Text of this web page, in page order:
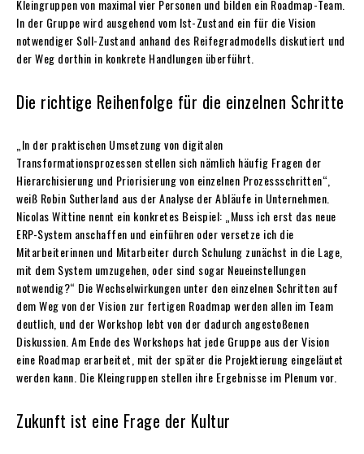
Kleingruppen von maximal vier Personen und bilden ein Roadmap-Team.
In der Gruppe wird ausgehend vom Ist-Zustand ein für die Vision
notwendiger Soll-Zustand anhand des Reifegradmodells diskutiert und
der Weg dorthin in konkrete Handlungen überführt.
Die richtige Reihenfolge für die einzelnen Schritte
„In der praktischen Umsetzung von digitalen
Transformationsprozessen stellen sich nämlich häufig Fragen der
Hierarchisierung und Priorisierung von einzelnen Prozessschritten“,
weiß Robin Sutherland aus der Analyse der Abläufe in Unternehmen.
Nicolas Wittine nennt ein konkretes Beispiel: „Muss ich erst das neue
ERP-System anschaffen und einführen oder versetze ich die
Mitarbeiterinnen und Mitarbeiter durch Schulung zunächst in die Lage,
mit dem System umzugehen, oder sind sogar Neueinstellungen
notwendig?“ Die Wechselwirkungen unter den einzelnen Schritten auf
dem Weg von der Vision zur fertigen Roadmap werden allen im Team
deutlich, und der Workshop lebt von der dadurch angestoßenen
Diskussion. Am Ende des Workshops hat jede Gruppe aus der Vision
eine Roadmap erarbeitet, mit der später die Projektierung eingeläutet
werden kann. Die Kleingruppen stellen ihre Ergebnisse im Plenum vor.
Zukunft ist eine Frage der Kultur